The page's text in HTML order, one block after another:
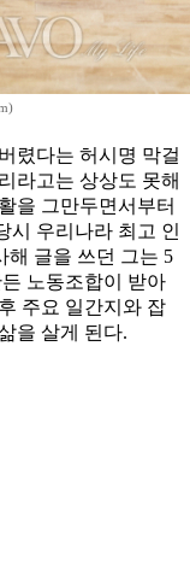
렸다는 허시명 막걸
라고는 상상도 못해
을 그만두면서부터
시 우리나라 최고 인
해 글을 쓰던 그는 5
노동조합이 받아
주요 일간지와 잡
을 살게 된다.